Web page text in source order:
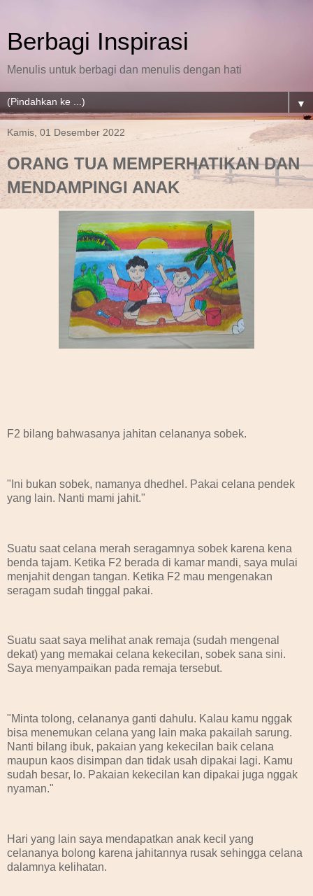
Berbagi Inspirasi
Menulis untuk berbagi dan menulis dengan hati
▼
Kamis, 01 Desember 2022
ORANG TUA MEMPERHATIKAN DAN
MENDAMPINGI ANAK
F2 bilang bahwasanya jahitan celananya sobek.
"Ini bukan sobek, namanya dhedhel. Pakai celana pendek
yang lain. Nanti mami jahit."
Suatu saat celana merah seragamnya sobek karena kena
benda tajam. Ketika F2 berada di kamar mandi, saya mulai
menjahit dengan tangan. Ketika F2 mau mengenakan
seragam sudah tinggal pakai.
Suatu saat saya melihat anak remaja (sudah mengenal
dekat) yang memakai celana kekecilan, sobek sana sini.
Saya menyampaikan pada remaja tersebut.
"Minta tolong, celananya ganti dahulu. Kalau kamu nggak
bisa menemukan celana yang lain maka pakailah sarung.
Nanti bilang ibuk, pakaian yang kekecilan baik celana
maupun kaos disimpan dan tidak usah dipakai lagi. Kamu
sudah besar, lo. Pakaian kekecilan kan dipakai juga nggak
nyaman."
Hari yang lain saya mendapatkan anak kecil yang
celananya bolong karena jahitannya rusak sehingga celana
dalamnya kelihatan.